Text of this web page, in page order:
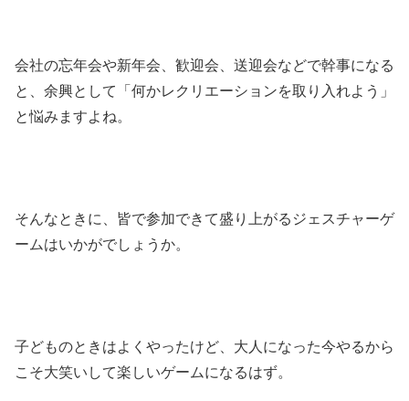
会社の忘年会や新年会、歓迎会、送迎会などで幹事になる
と、余興として「何かレクリエーションを取り入れよう」
と悩みますよね。
そんなときに、皆で参加できて盛り上がるジェスチャーゲ
ームはいかがでしょうか。
子どものときはよくやったけど、大人になった今やるから
こそ大笑いして楽しいゲームになるはず。